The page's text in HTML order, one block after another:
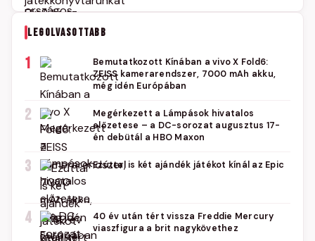
LEGOLVASOTTABB
1
Bemutatkozott Kínában a vivo X Fold6:
ZEISS kamerarendszer, 7000 mAh akku,
még idén Európában
2
Megérkezett a Lámpások hivatalos
előzetese – a DC-sorozat augusztus 17-
én debütál a HBO Maxon
3 Ezúttal is két ajándék játékot kínál az Epic
4
40 év után tért vissza Freddie Mercury
viaszfigura a brit nagykövethez